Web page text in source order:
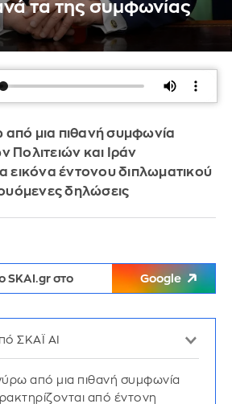
τα της συμφωνίας
από μια πιθανή συμφωνία
και Ιράν
εικόνα έντονου διπλωματικού
δηλώσεις
SKAI.gr στο Google
ΣΚΑΪ AI
γύρω από μια πιθανή συμφωνία
από έντονη